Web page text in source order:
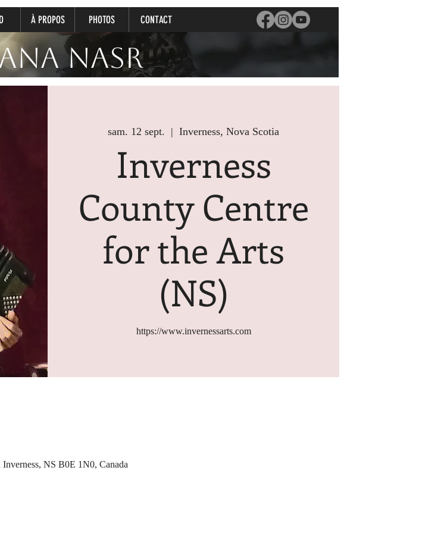
À PROPOS PHOTOS CONTACT
Nasr
sam. 12 sept.
  |
Inverness, Nova Scotia
Inverness
County Centre
for the Arts
(NS)
https://www.invernessarts.com
NS B0E 1N0, Canada